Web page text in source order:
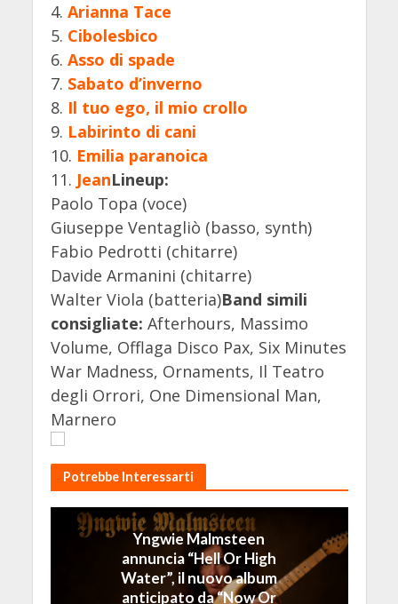
4. Arianna Tace
5. Cibolesbico
6. Asso di spade
7. Sabato d’inverno
8. Il tuo ego, il mio crollo
9. Labirinto di cani
10. Emilia paranoica
11. JeanLineup:
Paolo Topa (voce)
Giuseppe Ventagliò (basso, synth)
Fabio Pedrotti (chitarre)
Davide Armanini (chitarre)
Walter Viola (batteria)Band simili
consigliate: Afterhours, Massimo
Volume, Offlaga Disco Pax, Six Minutes
War Madness, Ornaments, Il Teatro
degli Orrori, One Dimensional Man,
Marnero
Potrebbe Interessarti
Yngwie Malmsteen
annuncia “Hell Or High
Water”, il nuovo album
anticipato da “Now Or